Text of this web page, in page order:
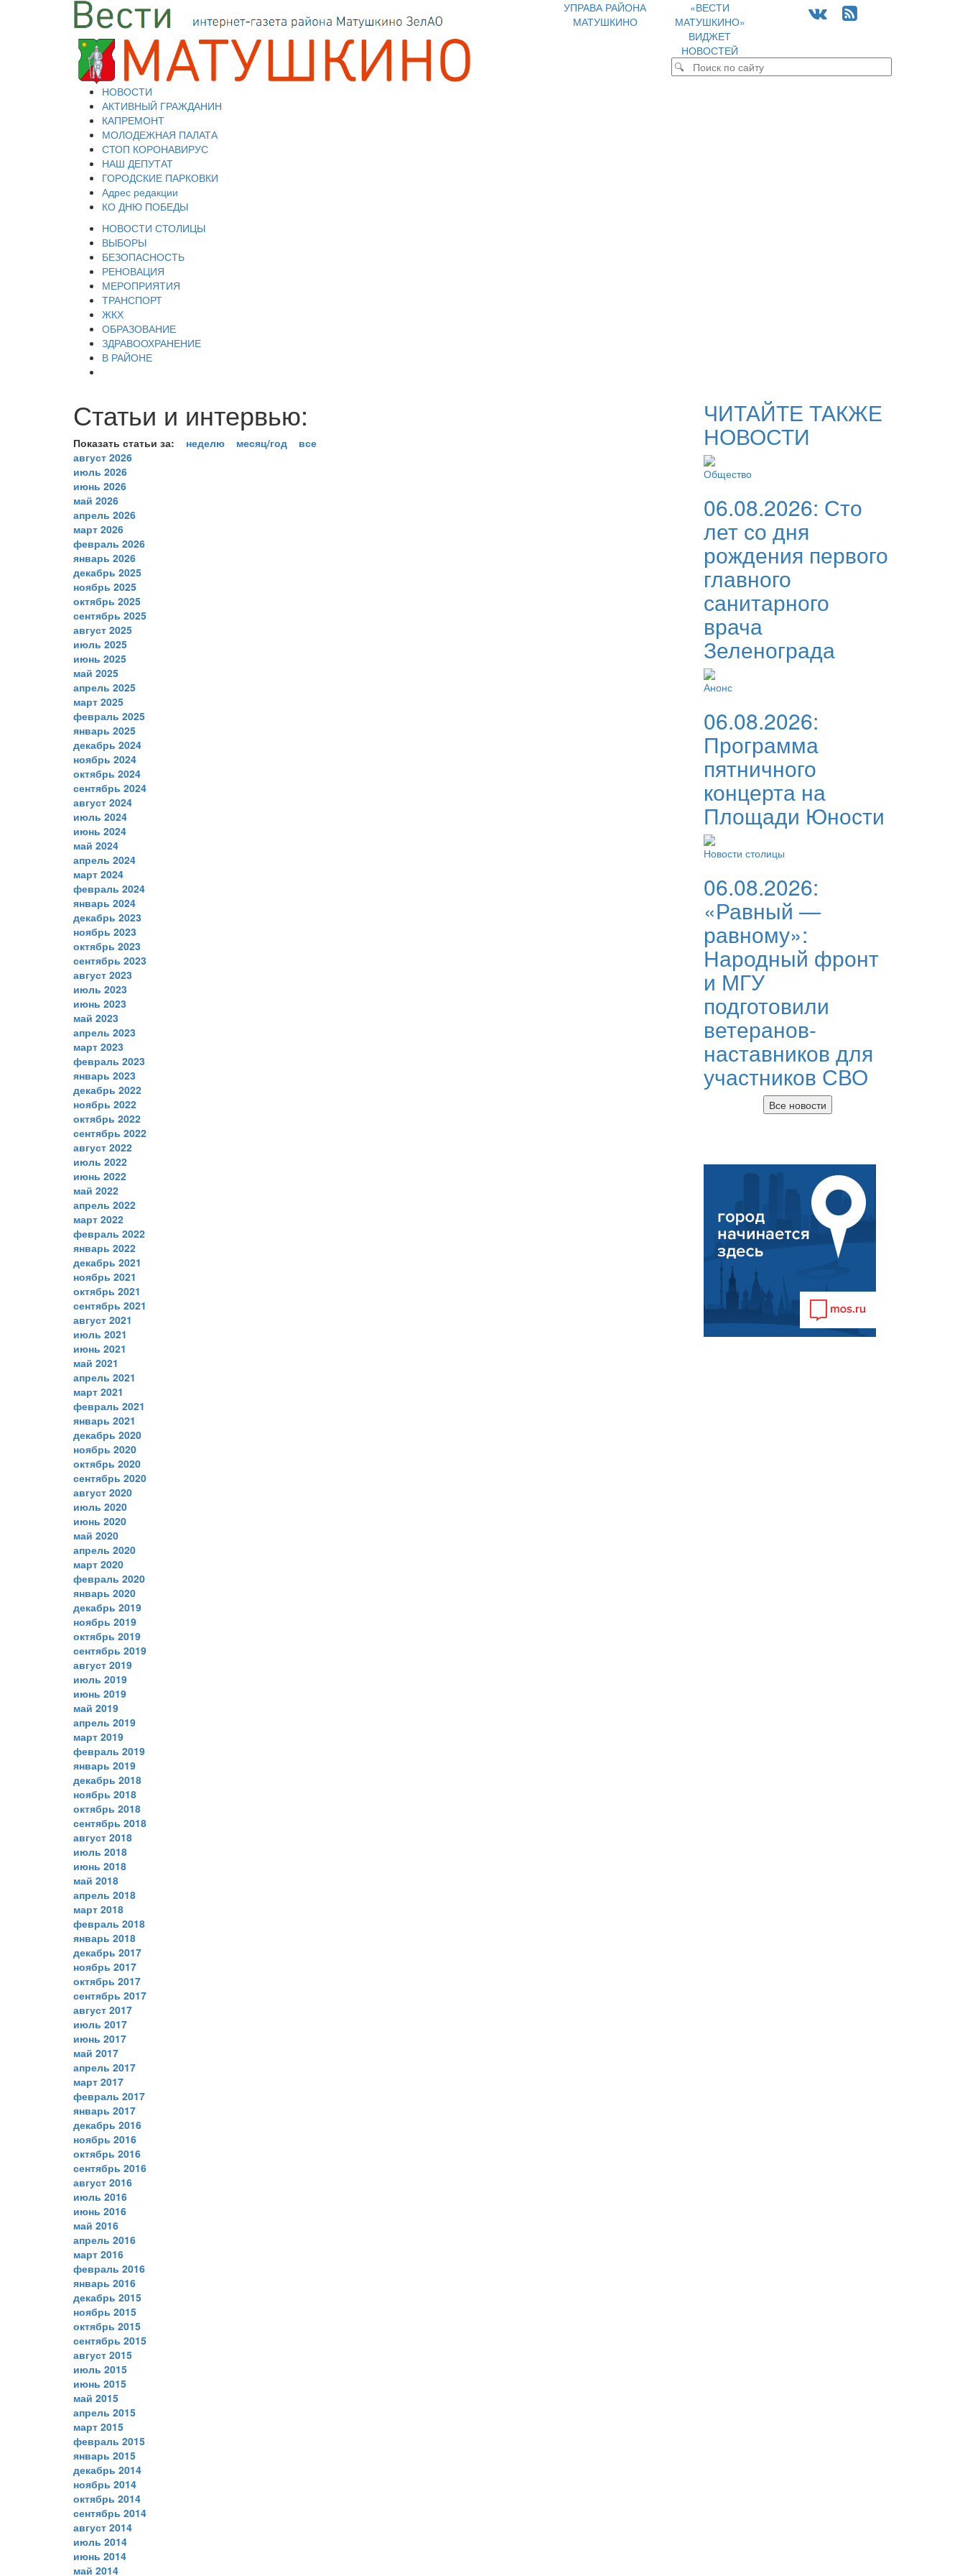
УПРАВА РАЙОНА
МАТУШКИНО
«ВЕСТИ
МАТУШКИНО»
ВИДЖЕТ
НОВОСТЕЙ
НОВОСТИ
АКТИВНЫЙ ГРАЖДАНИН
КАПРЕМОНТ
МОЛОДЕЖНАЯ ПАЛАТА
СТОП КОРОНАВИРУС
НАШ ДЕПУТАТ
ГОРОДСКИЕ ПАРКОВКИ
Адрес редакции
КО ДНЮ ПОБЕДЫ
НОВОСТИ СТОЛИЦЫ
ВЫБОРЫ
БЕЗОПАСНОСТЬ
РЕНОВАЦИЯ
МЕРОПРИЯТИЯ
ТРАНСПОРТ
ЖКХ
ОБРАЗОВАНИЕ
ЗДРАВООХРАНЕНИЕ
В РАЙОНЕ
Статьи и интервью:
Показать статьи за: неделю месяц/год
все
август 2026
июль 2026
июнь 2026
май 2026
апрель 2026
март 2026
февраль 2026
январь 2026
декабрь 2025
ноябрь 2025
октябрь 2025
сентябрь 2025
август 2025
июль 2025
июнь 2025
май 2025
апрель 2025
март 2025
февраль 2025
январь 2025
декабрь 2024
ноябрь 2024
октябрь 2024
сентябрь 2024
август 2024
июль 2024
июнь 2024
май 2024
апрель 2024
март 2024
февраль 2024
январь 2024
декабрь 2023
ноябрь 2023
октябрь 2023
сентябрь 2023
август 2023
июль 2023
июнь 2023
май 2023
апрель 2023
март 2023
февраль 2023
январь 2023
декабрь 2022
ноябрь 2022
октябрь 2022
сентябрь 2022
август 2022
июль 2022
июнь 2022
май 2022
апрель 2022
март 2022
февраль 2022
январь 2022
декабрь 2021
ноябрь 2021
октябрь 2021
сентябрь 2021
август 2021
июль 2021
июнь 2021
май 2021
апрель 2021
март 2021
февраль 2021
январь 2021
декабрь 2020
ноябрь 2020
октябрь 2020
сентябрь 2020
август 2020
июль 2020
июнь 2020
май 2020
апрель 2020
март 2020
февраль 2020
январь 2020
декабрь 2019
ноябрь 2019
октябрь 2019
сентябрь 2019
август 2019
июль 2019
июнь 2019
май 2019
апрель 2019
март 2019
февраль 2019
январь 2019
декабрь 2018
ноябрь 2018
октябрь 2018
сентябрь 2018
август 2018
июль 2018
июнь 2018
май 2018
апрель 2018
март 2018
февраль 2018
январь 2018
декабрь 2017
ноябрь 2017
октябрь 2017
сентябрь 2017
август 2017
июль 2017
июнь 2017
май 2017
апрель 2017
март 2017
февраль 2017
январь 2017
декабрь 2016
ноябрь 2016
октябрь 2016
сентябрь 2016
август 2016
июль 2016
июнь 2016
май 2016
апрель 2016
март 2016
февраль 2016
январь 2016
декабрь 2015
ноябрь 2015
октябрь 2015
сентябрь 2015
август 2015
июль 2015
июнь 2015
май 2015
апрель 2015
март 2015
февраль 2015
январь 2015
декабрь 2014
ноябрь 2014
октябрь 2014
сентябрь 2014
август 2014
июль 2014
июнь 2014
май 2014
ЧИТАЙТЕ ТАКЖЕ
НОВОСТИ
Общество
06.08.2026: Сто
лет со дня
рождения первого
главного
санитарного
врача
Зеленограда
Анонс
06.08.2026:
Программа
пятничного
концерта на
Площади Юности
Новости столицы
06.08.2026:
«Равный —
равному»:
Народный фронт
и МГУ
подготовили
ветеранов-
наставников для
участников СВО
Все новости